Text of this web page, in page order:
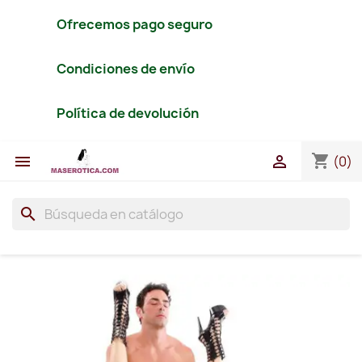
Ofrecemos pago seguro
Condiciones de envío
Política de devolución
 shopping_cart (0)

search